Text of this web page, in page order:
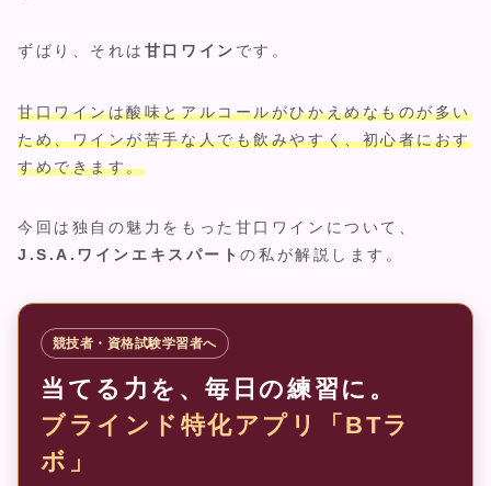
ずばり、それは 甘口ワイン です。
甘口ワインは酸味とアルコールがひかえめなものが多い
ため、ワインが苦手な人でも飲みやすく、初心者におす
すめできます。
今回は独自の魅力をもった甘口ワインについて、
J.S.A.ワインエキスパートの私が解説します。
競技者・資格試験学習者へ
当てる力を、毎日の練習に。
ブラインド特化アプリ「BTラ
ボ」